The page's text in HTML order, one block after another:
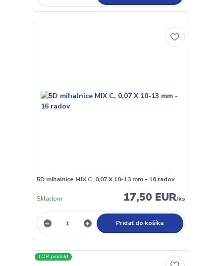
5D mihalnice MIX C, 0,07 X 10-13 mm - 16 radov
17,50 EUR/ks
Skladom
Pridať do košíka
TOP produkt